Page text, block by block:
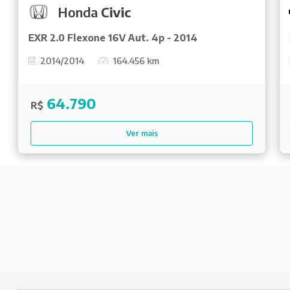
Honda Civic
EXR 2.0 Flexone 16V Aut. 4p - 2014
2014/2014 164.456 km
R$ 64.790
Ver mais